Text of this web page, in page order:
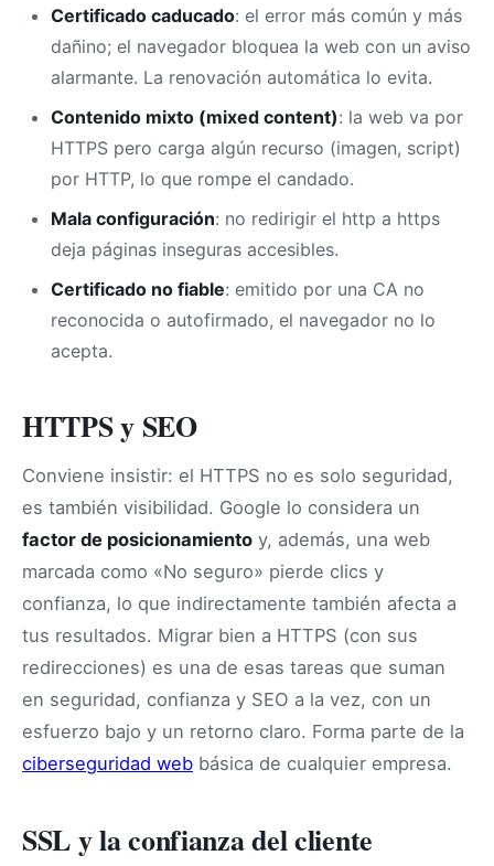
Certificado caducado: el error más común y más
dañino; el navegador bloquea la web con un aviso
alarmante. La renovación automática lo evita.
Contenido mixto (mixed content): la web va por
HTTPS pero carga algún recurso (imagen, script)
por HTTP, lo que rompe el candado.
Mala configuración: no redirigir el http a https
deja páginas inseguras accesibles.
Certificado no fiable: emitido por una CA no
reconocida o autofirmado, el navegador no lo
acepta.
HTTPS y SEO
Conviene insistir: el HTTPS no es solo seguridad,
es también visibilidad. Google lo considera un
factor de posicionamiento y, además, una web
marcada como «No seguro» pierde clics y
confianza, lo que indirectamente también afecta a
tus resultados. Migrar bien a HTTPS (con sus
redirecciones) es una de esas tareas que suman
en seguridad, confianza y SEO a la vez, con un
esfuerzo bajo y un retorno claro. Forma parte de la
ciberseguridad web básica de cualquier empresa.
SSL y la confianza del cliente